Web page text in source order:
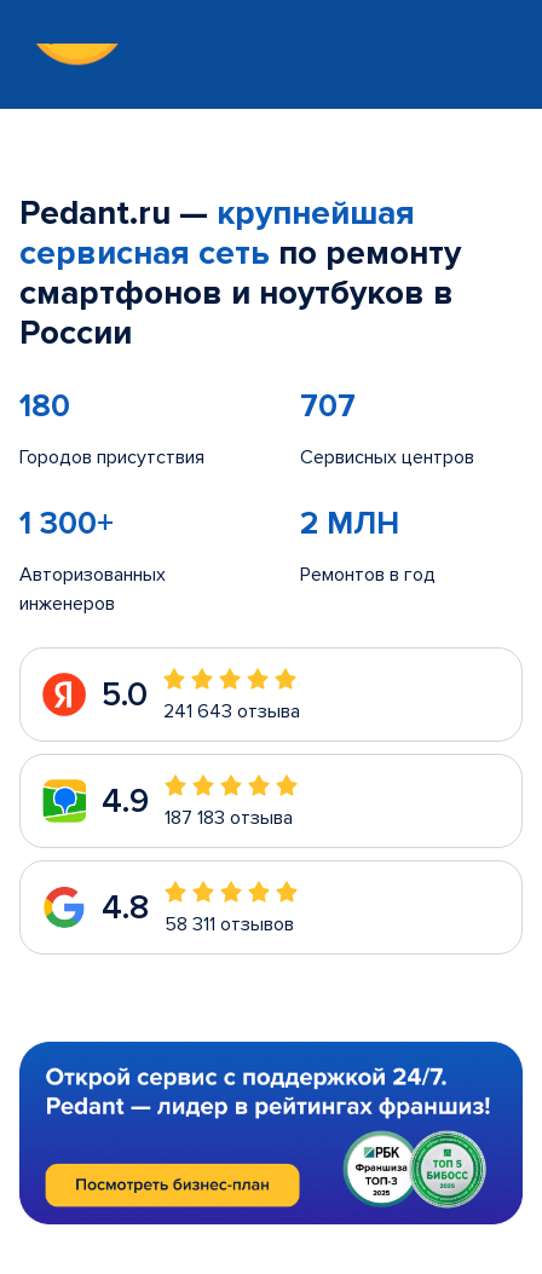
Pedant.ru — крупнейшая
сервисная сеть по ремонту
смартфонов и ноутбуков в
России
180
Городов присутствия
707
Сервисных центров
1 300+
Авторизованных
инженеров
2 МЛН
Ремонтов в год
5.0 241 643 отзыва
4.9 187 183 отзыва
4.8 58 311 отзывов